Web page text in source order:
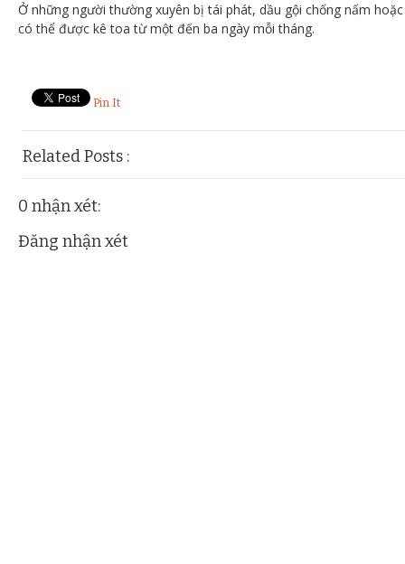
Ở những người thường xuyên bị tái phát, dầu gội chống nấm
có thể được kê toa từ một đến ba ngày mỗi tháng.
Pin It
Related Posts :
0 nhận xét:
Đăng nhận xét